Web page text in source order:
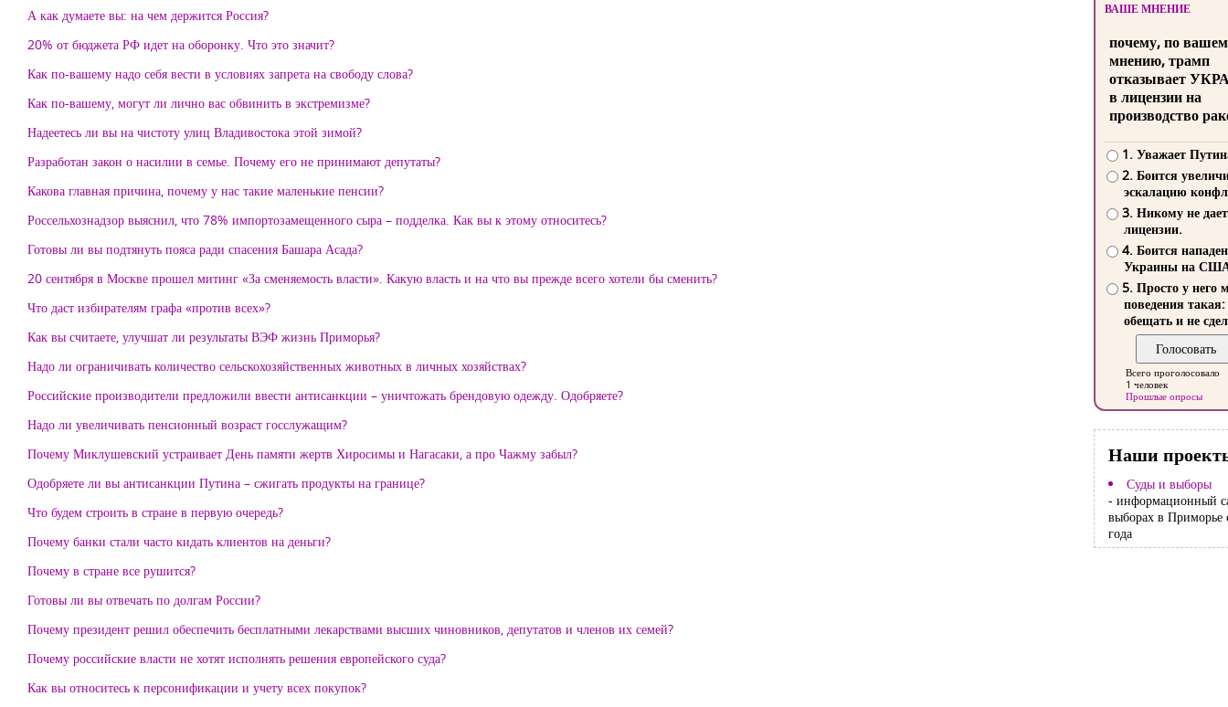
А как думаете вы: на чем держится Россия?
20% от бюджета РФ идет на оборонку. Что это значит?
Как по-вашему надо себя вести в условиях запрета на свободу слова?
Как по-вашему, могут ли лично вас обвинить в экстремизме?
Надеетесь ли вы на чистоту улиц Владивостока этой зимой?
Разработан закон о насилии в семье. Почему его не принимают депутаты?
Какова главная причина, почему у нас такие маленькие пенсии?
Россельхознадзор выяснил, что 78% импортозамещенного сыра – подделка. Как вы к этому относитесь?
Готовы ли вы подтянуть пояса ради спасения Башара Асада?
20 сентября в Москве прошел митинг «За сменяемость власти». Какую власть и на что вы прежде всего хотели бы сменить?
Что даст избирателям графа «против всех»?
Как вы считаете, улучшат ли результаты ВЭФ жизнь Приморья?
Надо ли ограничивать количество сельскохозяйственных животных в личных хозяйствах?
Российские производители предложили ввести антисанкции – уничтожать брендовую одежду. Одобряете?
Надо ли увеличивать пенсионный возраст госслужащим?
Почему Миклушевский устраивает День памяти жертв Хиросимы и Нагасаки, а про Чажму забыл?
Одобряете ли вы антисанкции Путина – сжигать продукты на границе?
Что будем строить в стране в первую очередь?
Почему банки стали часто кидать клиентов на деньги?
Почему в стране все рушится?
Готовы ли вы отвечать по долгам России?
Почему президент решил обеспечить бесплатными лекарствами высших чиновников, депутатов и членов их семей?
Почему российские власти не хотят исполнять решения европейского суда?
Как вы относитесь к персонификации и учету всех покупок?
ВАШЕ МНЕНИЕ
почему, по
мнению, трамп
отказывает
в лицензии на
производство
1. Уважает
2. Боится
эскалацию
3. Никому не
лицензии.
4. Боится
Украины на
5. Просто у него
поведения такая:
обещать и не
Всего проголосовало
1 человек
Прошлые опросы
Наши
Суды и выборы
- информационный
выборах в Приморье
года